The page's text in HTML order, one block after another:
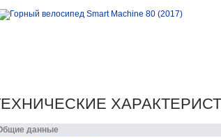
данные